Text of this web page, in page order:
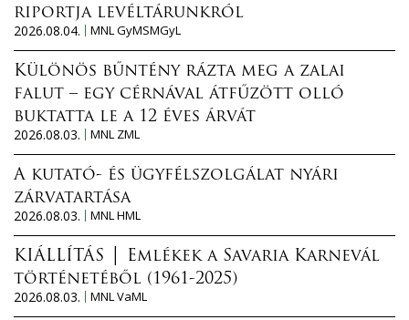
riportja levéltárunkról
2026.08.04.
MNL GyMSMGyL
Különös bűntény rázta meg a zalai
falut – egy cérnával átfűzött olló
buktatta le a 12 éves árvát
2026.08.03.
MNL ZML
A kutató- és ügyfélszolgálat nyári
zárvatartása
2026.08.03.
MNL HML
KIÁLLÍTÁS │ Emlékek a Savaria Karnevál
történetéből (1961-2025)
2026.08.03.
MNL VaML